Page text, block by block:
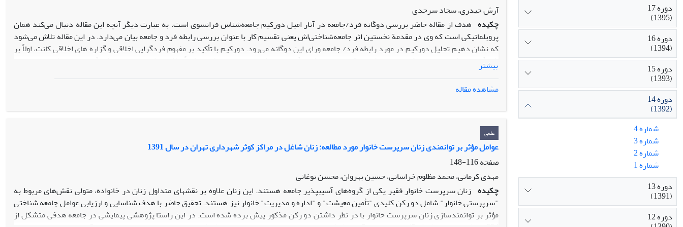
آرش حیدری، سجاد سرحدی
چکیده هدف از مقاله حاضر بررسی دوگانه فرد/جامعه در آثار امیل دورکیم جامعه‌شناس فرانسوی است. به عبارت دیگر آنچه این مقاله دنبال می‌کند همان
پروبلماتیکی است که وی در مقدمة نخستین اثر جامعه‌شناختی‌اش یعنی تقسیم کار با عنوان بررسی رابطه فرد و جامعه بیان می‌دارد. در این مقاله تلاش می‌شود
که نشان دهیم تحلیل دورکیم در مورد رابطه فرد/ جامعه ورای این دوگانه می‌رود. دورکیم با تأکید بر مفهوم فردگرایی اخلاقی و گزاره های اخلاقی کانت، اولاً بر
ذات‌گرایی پیش از خود در آثار اسپنسر، کنت، اقتصاد دانان فایده‌گرا و روان‌شناسان حمله می‌کند و ثانیاً تلاش می‌کند مفهومی از فردگرایی را بسط و توسعه دهد
که نه در تقابل با جامعه بلکه در درون جامعه معنادار است. بدین ترتیب با توجه به این‌که جامعه از نظر دورکیم یک هستی اخلاقی است تلاش می‌شود که تلقی‌ای
از فردگرایی ارایه شود که نه بر فرد خودمختار استوار باشد و نه بر فرد اقتصادی، بلکه در عوض بر فردگرایی اخلاقی موجود در جامعه بنا نهاده شده باشد.
بیشتر
مشاهده مقاله
علمی
عوامل مؤثر بر توانمندی زنان سرپرست خانوار مورد مطالعه: زنان شاغل در مراکز کوثر شهرداری تهران در سال 1391
صفحه116-148
مهدی کرمانی، محمد مظلوم خراسانی، حسین بهروان، محسن نوغانی
چکیده زنان سرپرست خانوار فقیر یکی از گروه‌های آسیب‏پذیر جامعه هستند. این زنان علاوه بر نقش‏های متداول زنان در خانواده، متولی نقش‌های مربوط به
"سرپرستی خانوار" شامل دو رکن کلیدی "تأمین معیشت" و "اداره و مدیریت" خانوار نیز هستند. تحقیق حاضر با هدف شناسایی و ارزیابی عوامل جامعه شناختی
مؤثر بر توانمندسازی زنان سرپرست خانوار با در نظر داشتن دو رکن مذکور پیش برده شده است. در این راستا پژوهشی پیمایشی در جامعه هدفی متشکل از
دوره 17
(1395)
دوره 16
(1394)
دوره 15
(1393)
دوره 14
(1392)
شماره 4
شماره 3
شماره 2
شماره 1
دوره 13
(1391)
دوره 12